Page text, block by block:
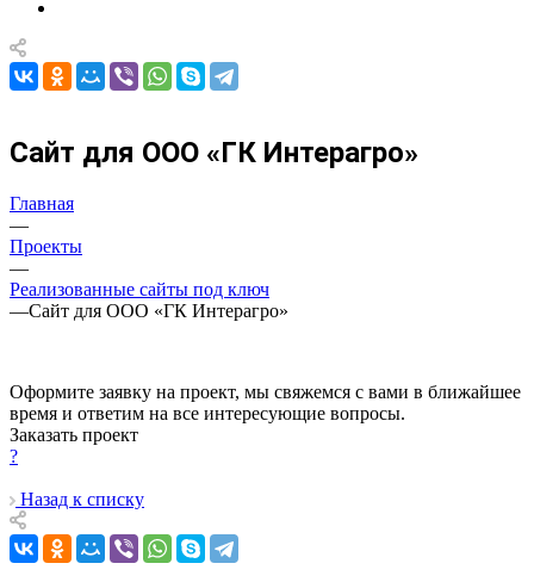
Сайт для ООО «ГК Интерагро»
Главная
—
Проекты
—
Реализованные сайты под ключ
—Сайт для ООО «ГК Интерагро»
Оформите заявку на проект, мы свяжемся с вами в ближайшее
время и ответим на все интересующие вопросы.
Заказать проект
?
Назад к списку